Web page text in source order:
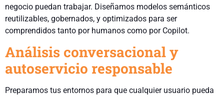
negocio puedan trabajar. Diseñamos modelos semánticos
reutilizables, gobernados, y optimizados para ser
comprendidos tanto por humanos como por Copilot.
Análisis conversacional y
autoservicio responsable
Preparamos tus entornos para que cualquier usuario pueda